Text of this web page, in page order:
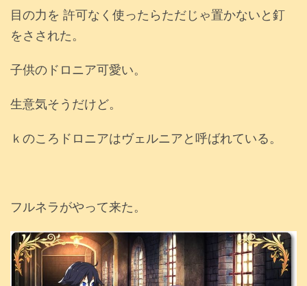
目の力を 許可なく使ったらただじゃ置かないと釘
をさされた。
子供のドロニア可愛い。
生意気そうだけど。
ｋのころドロニアはヴェルニアと呼ばれている。
フルネラがやって来た。